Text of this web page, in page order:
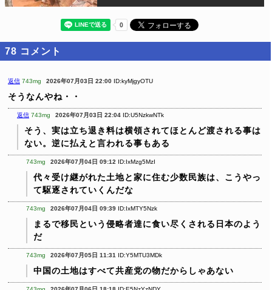
78 コメント
返信 743mg 2026年07月03日 22:00 ID:kyMjgyOTU
そうなんやね・・
返信 743mg 2026年07月03日 22:04 ID:U5NzkwNTk
そう、実は立ち退き料は横領されてほとんど渡される事は
ない。逆に払えと言われる事もある
743mg 2026年07月04日 09:12 ID:IxMzg5MzI
代々受け継がれた土地と家に住む少数民族は、こうやっ
て駆逐されていくんだな
743mg 2026年07月04日 09:39 ID:IxMTY5Nzk
まるで移民という侵略者達に食い尽くされる日本のよう
だ
743mg 2026年07月05日 11:31 ID:Y5MTU3MDk
中国の土地はすべて共産党の物だからしゃあない